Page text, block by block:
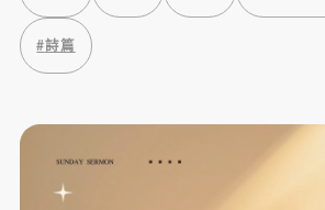
#詩篇